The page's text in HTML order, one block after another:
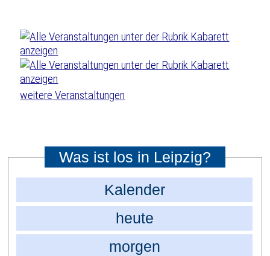
weitere Veranstaltungen
Was ist los in Leipzig?
Kalender
heute
morgen